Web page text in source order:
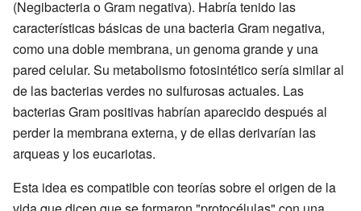
(Negibacteria o Gram negativa). Habría tenido las
características básicas de una bacteria Gram negativa,
como una doble membrana, un genoma grande y una
pared celular. Su metabolismo fotosintético sería similar al
de las bacterias verdes no sulfurosas actuales. Las
bacterias Gram positivas habrían aparecido después al
perder la membrana externa, y de ellas derivarían las
arqueas y los eucariotas.
Esta idea es compatible con teorías sobre el origen de la